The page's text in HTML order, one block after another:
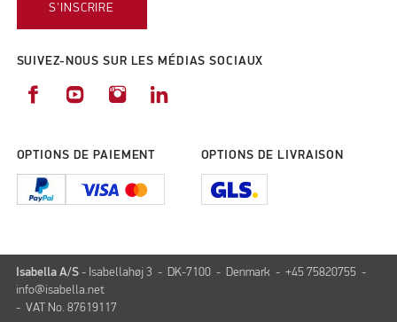
S'INSCRIRE
SUIVEZ-NOUS SUR LES MÉDIAS SOCIAUX
OPTIONS DE PAIEMENT OPTIONS DE LIVRAISON
Isabella A/S - Isabellahøj 3 - DK-7100 - Denmark - +45 75820755 -
info@isabella.net
- VAT No. 87619117